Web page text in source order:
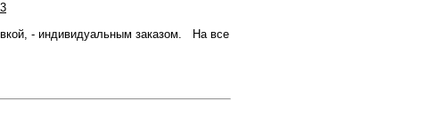
- индивидуальным заказом. На все